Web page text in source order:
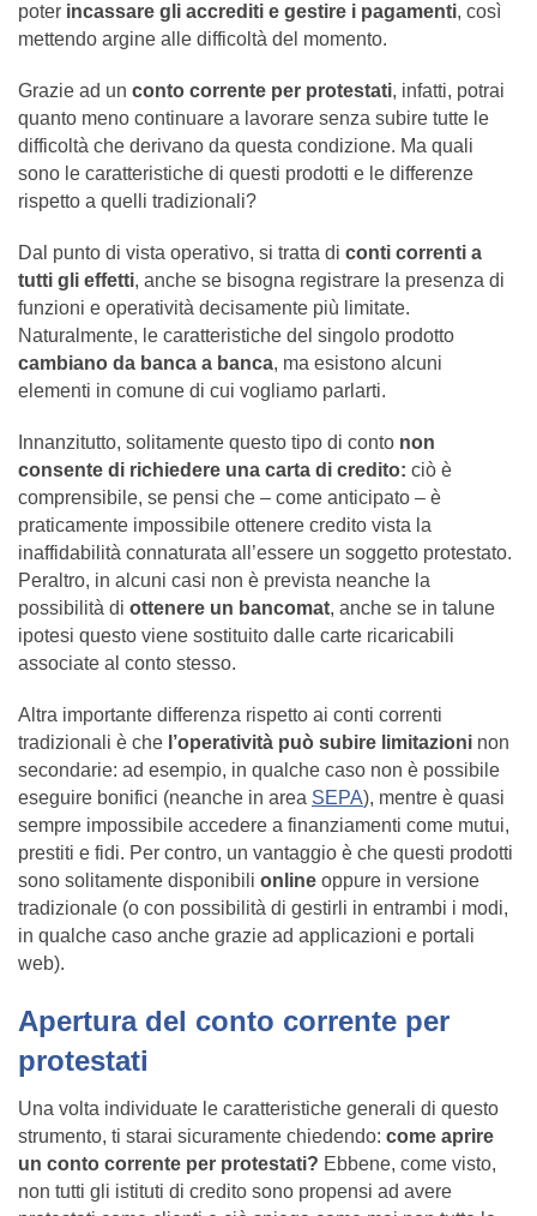
poter incassare gli accrediti e gestire i pagamenti, così
mettendo argine alle difficoltà del momento.
Grazie ad un conto corrente per protestati, infatti, potrai
quanto meno continuare a lavorare senza subire tutte le
difficoltà che derivano da questa condizione. Ma quali
sono le caratteristiche di questi prodotti e le differenze
rispetto a quelli tradizionali?
Dal punto di vista operativo, si tratta di conti correnti a
tutti gli effetti, anche se bisogna registrare la presenza di
funzioni e operatività decisamente più limitate.
Naturalmente, le caratteristiche del singolo prodotto
cambiano da banca a banca, ma esistono alcuni
elementi in comune di cui vogliamo parlarti.
Innanzitutto, solitamente questo tipo di conto non
consente di richiedere una carta di credito: ciò è
comprensibile, se pensi che – come anticipato – è
praticamente impossibile ottenere credito vista la
inaffidabilità connaturata all’essere un soggetto protestato.
Peraltro, in alcuni casi non è prevista neanche la
possibilità di ottenere un bancomat, anche se in talune
ipotesi questo viene sostituito dalle carte ricaricabili
associate al conto stesso.
Altra importante differenza rispetto ai conti correnti
tradizionali è che l’operatività può subire limitazioni non
secondarie: ad esempio, in qualche caso non è possibile
eseguire bonifici (neanche in area SEPA), mentre è quasi
sempre impossibile accedere a finanziamenti come mutui,
prestiti e fidi. Per contro, un vantaggio è che questi prodotti
sono solitamente disponibili online oppure in versione
tradizionale (o con possibilità di gestirli in entrambi i modi,
in qualche caso anche grazie ad applicazioni e portali
web).
Apertura del conto corrente per
protestati
Una volta individuate le caratteristiche generali di questo
strumento, ti starai sicuramente chiedendo: come aprire
un conto corrente per protestati? Ebbene, come visto,
non tutti gli istituti di credito sono propensi ad avere